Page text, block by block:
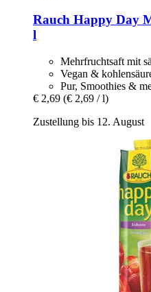
Rauch Happy Day
l
Mehrfruchtsaft mit
Vegan &
Pur, Smoothies &
€ 2,69 (€ 2,69 / l)
Zustellung bis 12. August